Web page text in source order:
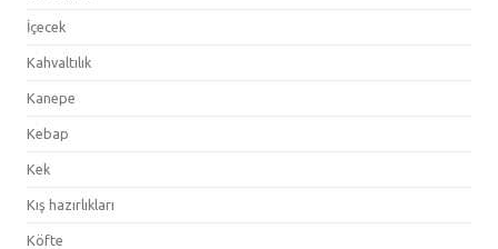
İçecek
Kahvaltılık
Kanepe
Kebap
Kek
Kış hazırlıkları
Köfte